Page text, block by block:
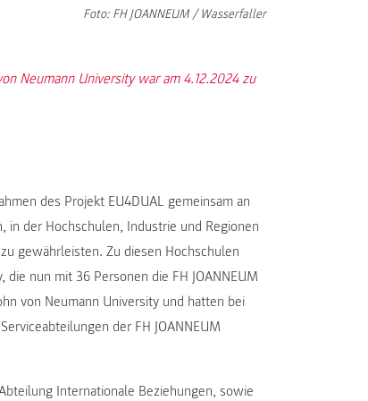
Foto: FH JOANNEUM / Wasserfaller
Neumann University war am 4.12.2024 zu
des Projekt EU4DUAL gemeinsam an
der Hochschulen, Industrie und Regionen
gewährleisten. Zu diesen Hochschulen
, die nun mit 36 Personen die FH JOANNEUM
von Neumann University und hatten bei
der FH JOANNEUM
Internationale Beziehungen, sowie